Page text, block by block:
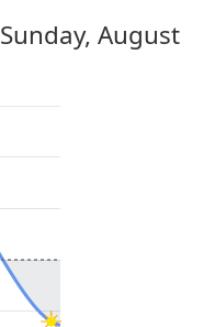
Sunday, August